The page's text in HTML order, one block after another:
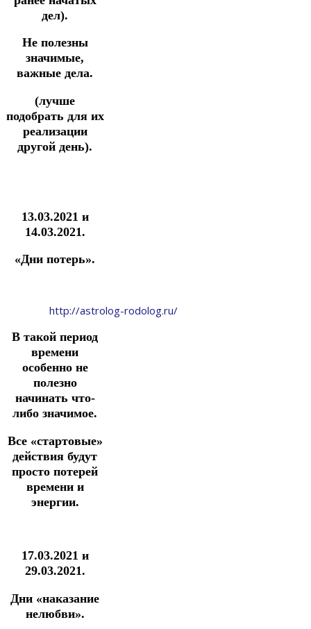
дел).
Не полезны
значимые,
важные дела.
(лучше
подобрать для их
реализации
другой день).
13.03.2021 и
14.03.2021.
«Дни потерь».
http://astrolog-rodolog.ru/
В такой период
времени
особенно не
полезно
начинать что-
либо значимое.
Все «стартовые»
действия будут
просто потерей
времени и
энергии.
17.03.2021 и
29.03.2021.
Дни «наказание
нелюбви».